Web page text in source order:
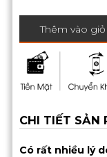
Thêm vào
CHI TIẾT SẢN
Có rất nhiều lý